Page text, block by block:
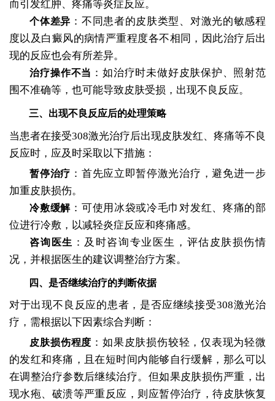
而引发红肿、疼痛等炎症反应。
个体差异 ：不同患者的皮肤类型、对激光的敏感程
度以及白癜风的病情严重程度各不相同，因此治疗后出
现的反应也会有所差异。
治疗操作不当 ：如治疗时未做好皮肤保护、照射范
围不准确等，也可能导致皮肤受损，出现不良反应。
三、出现不良反应后的处理策略
当患者在接受308激光治疗后出现皮肤发红、疼痛等不良
反应时，应及时采取以下措施：
暂停治疗 ：首先应立即暂停激光治疗，避免进一步
加重皮肤损伤。
冷敷缓解 ：可使用冰袋或冷毛巾对发红、疼痛的部
位进行冷敷，以减轻炎症反应和疼痛感。
咨询医生 ：及时咨询专业医生，评估皮肤损伤情
况，并根据医生的建议调整治疗方案。
四、是否继续治疗的判断依据
对于出现不良反应的患者，是否应继续接受308激光治
疗，需根据以下因素综合判断：
皮肤损伤程度 ：如果皮肤损伤较轻，仅表现为轻微
的发红和疼痛，且在短时间内能够自行缓解，那么可以
在调整治疗参数后继续治疗。但如果皮肤损伤严重，出
现水疱、破溃等严重反应，则应暂停治疗，待皮肤恢复